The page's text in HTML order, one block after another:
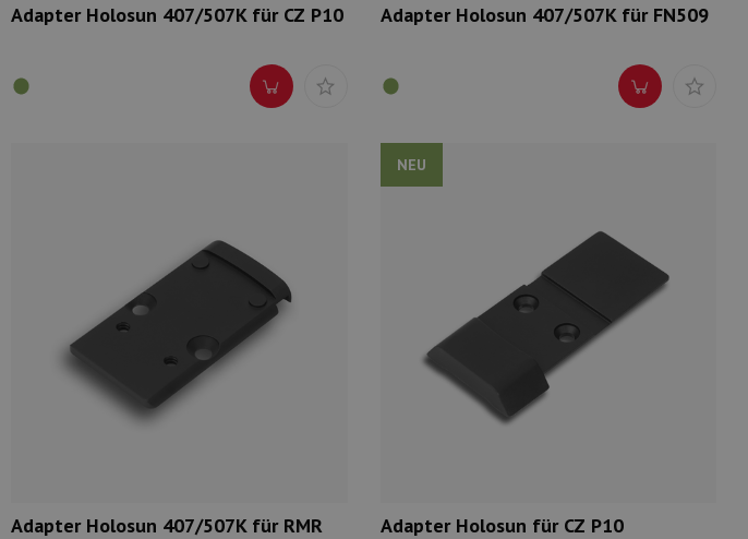
Adapter Holosun 407/507K für CZ P10 Adapter Holosun 407/507K für FN509
Adapter Holosun 407/507K für RMR
NEU
Adapter Holosun für CZ P10